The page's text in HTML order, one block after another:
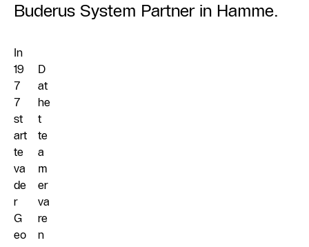
Buderus System Partner in Hamme.
In
19
7
7
st
art
te
va
de
r
G
eo
D
at
he
t
te
a
m
er
va
re
n